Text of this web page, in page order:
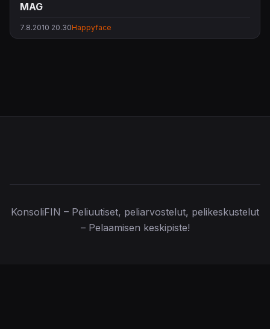
MAG
7.8.2010 20.30Happyface
KonsoliFIN – Peliuutiset, peliarvostelut, pelikeskustelut
– Pelaamisen keskipiste!